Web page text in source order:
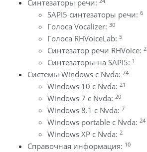
Синтезаторы речи:
SAPI5 синтезаторы речи: 6
Голоса Vocalizer: 30
Голоса RHVoiceLab: 5
Синтезатор речи RHVoice: 2
Синтезаторы на SAPI5: 1
Системы Windows с Nvda: 74
Windows 10 с Nvda: 21
Windows 7 с Nvda: 20
Windows 8.1 с Nvda: 7
Windows portable с Nvda: 24
Windows XP с Nvda: 2
Справочная информация: 10